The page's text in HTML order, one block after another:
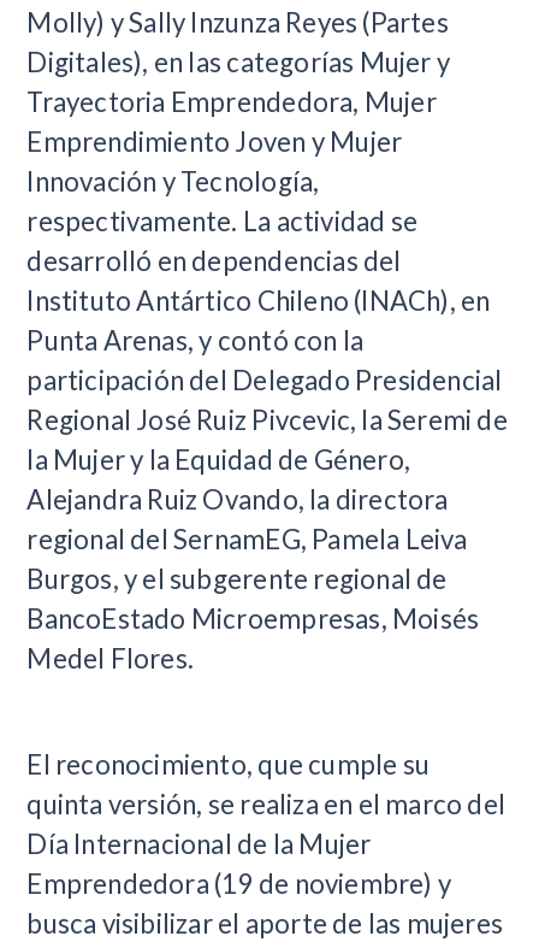
Molly) y Sally Inzunza Reyes (Partes
Digitales), en las categorías Mujer y
Trayectoria Emprendedora, Mujer
Emprendimiento Joven y Mujer
Innovación y Tecnología,
respectivamente. La actividad se
desarrolló en dependencias del
Instituto Antártico Chileno (INACh), en
Punta Arenas, y contó con la
participación del Delegado Presidencial
Regional José Ruiz Pivcevic, la Seremi de
la Mujer y la Equidad de Género,
Alejandra Ruiz Ovando, la directora
regional del SernamEG, Pamela Leiva
Burgos, y el subgerente regional de
BancoEstado Microempresas, Moisés
Medel Flores.
El reconocimiento, que cumple su
quinta versión, se realiza en el marco del
Día Internacional de la Mujer
Emprendedora (19 de noviembre) y
busca visibilizar el aporte de las mujeres